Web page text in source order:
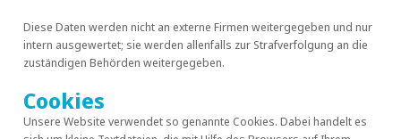
Diese Daten werden nicht an externe Firmen weitergegeben und nur
intern ausgewertet; sie werden allenfalls zur Strafverfolgung an die
zuständigen Behörden weitergegeben.
Cookies
Unsere Website verwendet so genannte Cookies. Dabei handelt es